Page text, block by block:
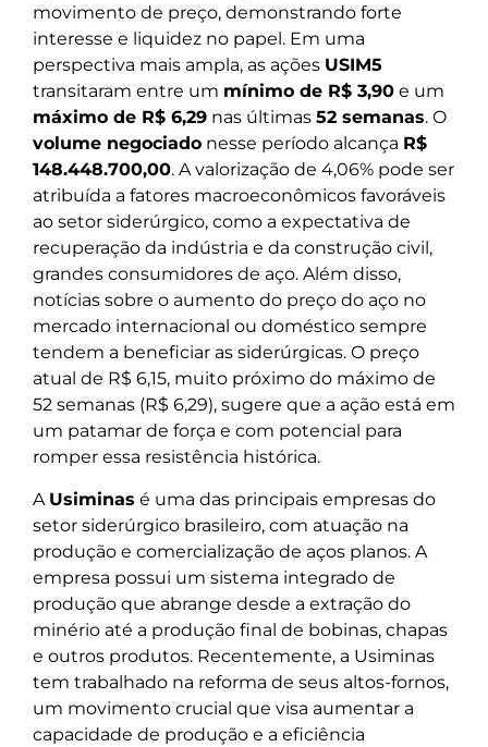
movimento de preço, demonstrando forte
interesse e liquidez no papel. Em uma
perspectiva mais ampla, as ações USIM5
transitaram entre um mínimo de R$ 3,90 e um
máximo de R$ 6,29 nas últimas 52 semanas. O
volume negociado nesse período alcança R$
148.448.700,00. A valorização de 4,06% pode ser
atribuída a fatores macroeconômicos favoráveis
ao setor siderúrgico, como a expectativa de
recuperação da indústria e da construção civil,
grandes consumidores de aço. Além disso,
notícias sobre o aumento do preço do aço no
mercado internacional ou doméstico sempre
tendem a beneficiar as siderúrgicas. O preço
atual de R$ 6,15, muito próximo do máximo de
52 semanas (R$ 6,29), sugere que a ação está em
um patamar de força e com potencial para
romper essa resistência histórica.
A Usiminas é uma das principais empresas do
setor siderúrgico brasileiro, com atuação na
produção e comercialização de aços planos. A
empresa possui um sistema integrado de
produção que abrange desde a extração do
minério até a produção final de bobinas, chapas
e outros produtos. Recentemente, a Usiminas
tem trabalhado na reforma de seus altos-fornos,
um movimento crucial que visa aumentar a
capacidade de produção e a eficiência